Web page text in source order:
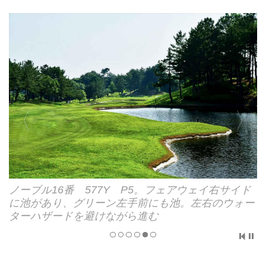
ノーブル16番 577Y P5。フェアウェイ右サイド
に池があり、グリーン左手前にも池。左右のウォー
ターハザードを避けながら進む